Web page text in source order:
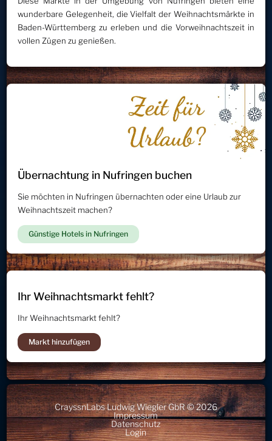
wunderbare Gelegenheit, die Vielfalt der Weihnachtsmärkte in
Baden-Württemberg zu erleben und die Vorweihnachtszeit in
vollen Zügen zu genießen.
Übernachtung in Nufringen buchen
Sie möchten in Nufringen übernachten oder eine Urlaub zur
Weihnachtszeit machen?
Günstige Hotels in Nufringen
Ihr Weihnachtsmarkt fehlt?
Ihr Weihnachtsmarkt fehlt?
Markt hinzufügen
CrayssnLabs Ludwig Wiegler GbR © 2026
Impressum
Datenschutz
Login